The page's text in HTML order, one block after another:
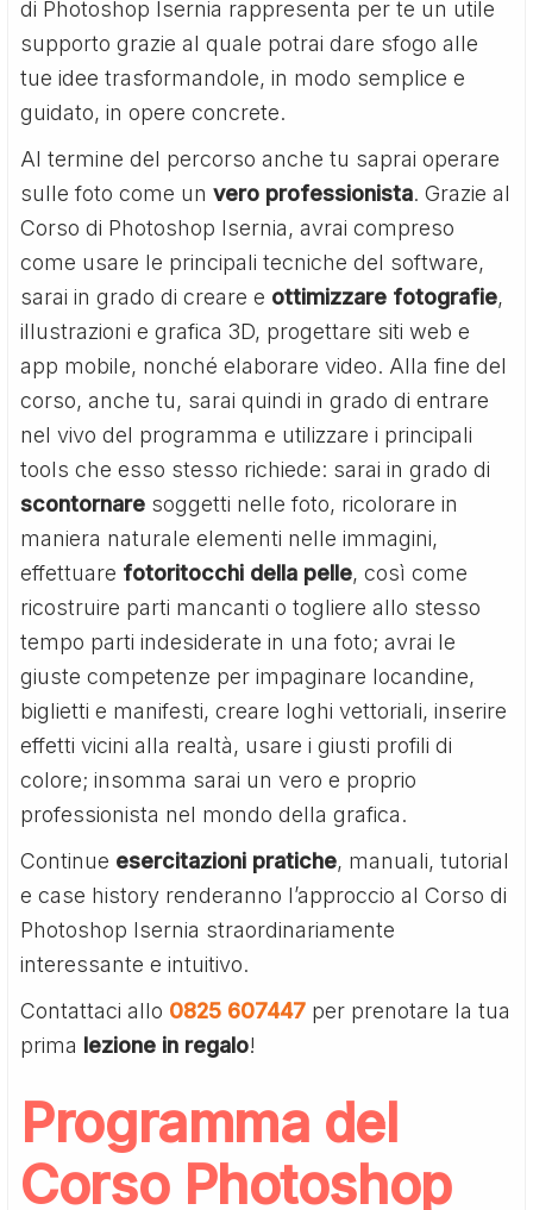
di Photoshop Isernia rappresenta per te un utile
supporto grazie al quale potrai dare sfogo alle
tue idee trasformandole, in modo semplice e
guidato, in opere concrete.
Al termine del percorso anche tu saprai operare
sulle foto come unvero professionista. Grazie al
Corso di Photoshop Isernia, avrai compreso
come usare le principali tecniche del software,
sarai in grado di creare e ottimizzare fotografie,
illustrazioni e grafica 3D, progettare siti web e
app mobile, nonché elaborare video. Alla fine del
corso, anche tu, sarai quindi in grado di entrare
nel vivo del programma e utilizzare i principali
tools che esso stesso richiede: sarai in grado di
scontornare soggetti nelle foto, ricolorare in
maniera naturale elementi nelle immagini,
effettuare fotoritocchi della pelle, così come
ricostruire parti mancanti o togliere allo stesso
tempo parti indesiderate in una foto; avrai le
giuste competenze per impaginare locandine,
biglietti e manifesti, creare loghi vettoriali, inserire
effetti vicini alla realtà, usare i giusti profili di
colore; insomma sarai un vero e proprio
professionista nel mondo della grafica.
Continue esercitazioni pratiche, manuali, tutorial
e case history renderanno l’approccio al Corso di
Photoshop Isernia straordinariamente
interessante e intuitivo.
Contattaci allo 0825 607447 per prenotare la tua
prima lezione in regalo!
Programma del
Corso Photoshop